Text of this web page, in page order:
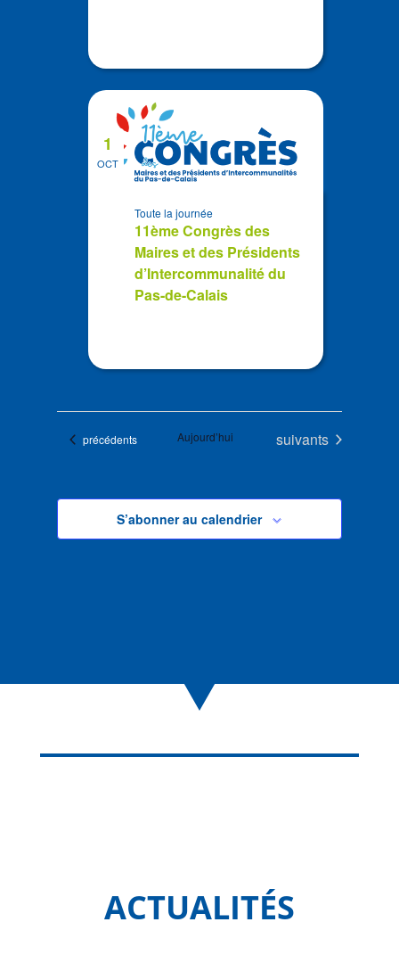
OCT
1
11ème Congrès des
Maires et des Présidents
d’Intercommunalité du
Pas-de-Calais
Toute la journée
Évènements
précédents Aujourd’hui Évènements
suivants
S’abonner au calendrier
ACTUALITÉS